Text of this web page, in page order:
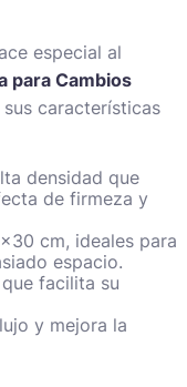
especial al
para Cambios
características
densidad que
de firmeza y
cm, ideales para
espacio.
facilita su
y mejora la